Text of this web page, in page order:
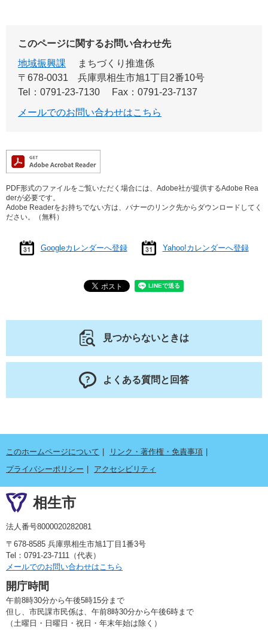
このページに関するお問い合わせ先
地域振興課
まちづくり推進係
〒678-0031
兵庫県相生市旭1丁目2番10号
Tel：0791-23-7130
Fax：0791-23-7137
メールでのお問い合わせはこちら
PDF形式のファイルをご覧いただく場合には、Adobe社が提供するAdobe Rea
derが必要です。
Adobe Readerをお持ちでない方は、バナーのリンク先からダウンロードしてく
ださい。（無料）
Googleカレンダーへ登録 Yahoo!カレンダーへ登録
見つからないときは
よくある質問と回答
このホームページについて
リンク・著作権・免責事項
プライバシーポリシー
アクセシビリティ
相生市
法人番号8000020282081
〒678-8585 兵庫県相生市旭1丁目1番3号
Tel：0791-23-7111（代表）
メールでのお問い合わせはこちら
開庁時間
午前8時30分から午後5時15分まで
但し、市民課市民係は、午前8時30分から午後6時まで
（土曜日・日曜日・祝日・年末年始は除く）